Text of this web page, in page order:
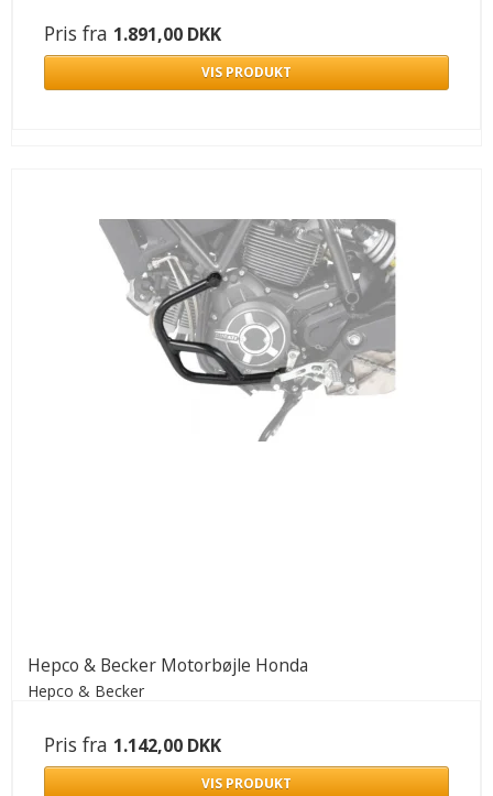
Pris fra 1.891,00 DKK
VIS PRODUKT
Hepco & Becker Motorbøjle Honda
Hepco & Becker
Pris fra 1.142,00 DKK
VIS PRODUKT